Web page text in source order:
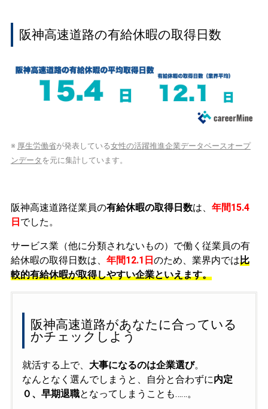
阪神高速道路の有給休暇の取得日数
※ 厚生労働省が発表している女性の活躍推進企業データベースオープ
ンデータ を元に集計しています。
阪神高速道路従業員の有給休暇の取得日数は、 年間15.4
日でした。
サービス業（他に分類されないもの）で働く従業員の有
給休暇の取得日数は、 年間12.1日のため、業界内では比
較的有給休暇が取得しやすい企業といえます。
阪神高速道路があなたに合っている
かチェックしよう
就活する上で、 大事になるのは企業選び。
なんとなく選んでしまうと、自分と合わずに内定
０、早期退職となってしまうことも……。